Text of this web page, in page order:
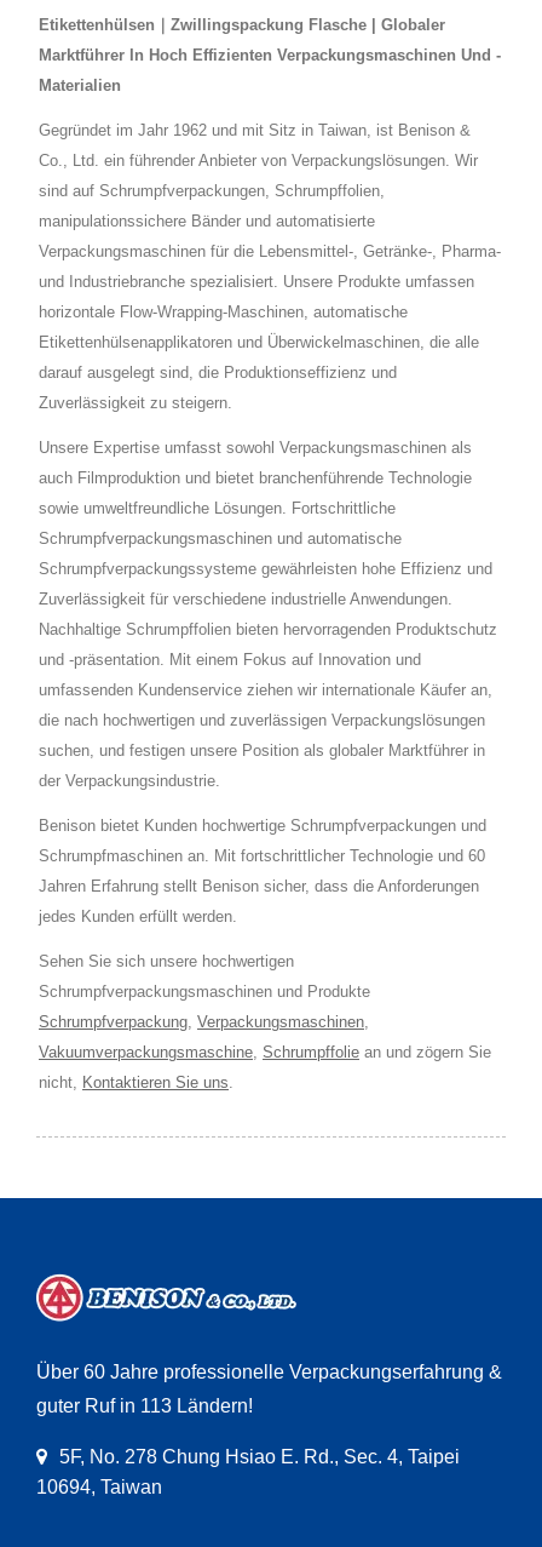
Etikettenhülsen｜Zwillingspackung Flasche | Globaler
Marktführer In Hoch Effizienten Verpackungsmaschinen Und -
Materialien
Gegründet im Jahr 1962 und mit Sitz in Taiwan, ist Benison &
Co., Ltd. ein führender Anbieter von Verpackungslösungen. Wir
sind auf Schrumpfverpackungen, Schrumpffolien,
manipulationssichere Bänder und automatisierte
Verpackungsmaschinen für die Lebensmittel-, Getränke-, Pharma-
und Industriebranche spezialisiert. Unsere Produkte umfassen
horizontale Flow-Wrapping-Maschinen, automatische
Etikettenhülsenapplikatoren und Überwickelmaschinen, die alle
darauf ausgelegt sind, die Produktionseffizienz und
Zuverlässigkeit zu steigern.
Unsere Expertise umfasst sowohl Verpackungsmaschinen als
auch Filmproduktion und bietet branchenführende Technologie
sowie umweltfreundliche Lösungen. Fortschrittliche
Schrumpfverpackungsmaschinen und automatische
Schrumpfverpackungssysteme gewährleisten hohe Effizienz und
Zuverlässigkeit für verschiedene industrielle Anwendungen.
Nachhaltige Schrumpffolien bieten hervorragenden Produktschutz
und -präsentation. Mit einem Fokus auf Innovation und
umfassenden Kundenservice ziehen wir internationale Käufer an,
die nach hochwertigen und zuverlässigen Verpackungslösungen
suchen, und festigen unsere Position als globaler Marktführer in
der Verpackungsindustrie.
Benison bietet Kunden hochwertige Schrumpfverpackungen und
Schrumpfmaschinen an. Mit fortschrittlicher Technologie und 60
Jahren Erfahrung stellt Benison sicher, dass die Anforderungen
jedes Kunden erfüllt werden.
Sehen Sie sich unsere hochwertigen
Schrumpfverpackungsmaschinen und Produkte
Schrumpfverpackung Verpackungsmaschinen
Vakuumverpackungsmaschine Schrumpffolie an und zögern Sie
nicht, Kontaktieren Sie uns
Über 60 Jahre professionelle Verpackungserfahrung &
guter Ruf in 113 Ländern!
5F, No. 278 Chung Hsiao E. Rd., Sec. 4, Taipei
10694, Taiwan